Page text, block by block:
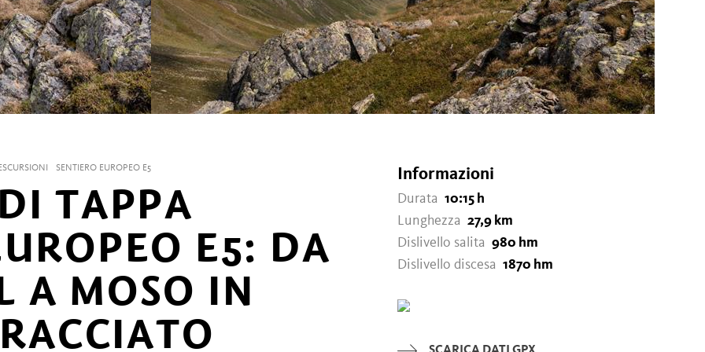
SENTIERO EUROPEO E5
TAPPA
E5: DA
A MOSO IN
Informazioni
Durata 10:15 h
Lunghezza 27,9 km
Dislivello salita 980 hm
Dislivello discesa 1870 hm